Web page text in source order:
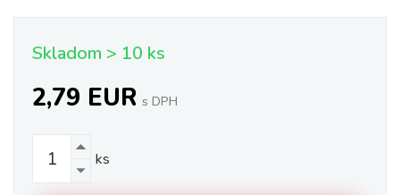
Skladom > 10 ks
2,79 EUR s DPH
ks